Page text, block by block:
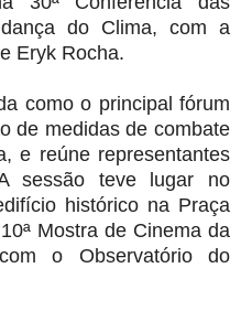
do Clima, com a
Eryk Rocha.
como o principal fórum
de medidas de combate
e reúne representantes
sessão teve lugar no
histórico na Praça
Mostra de Cinema da
o Observatório do